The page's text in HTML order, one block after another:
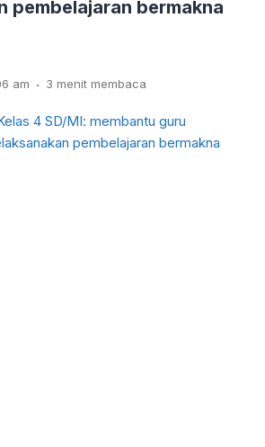
pembelajaran bermakna
am . 3 menit membaca